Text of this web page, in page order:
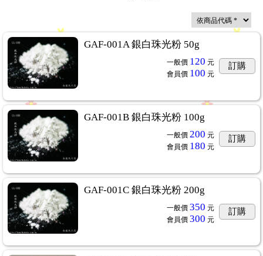
GAF-001A 銀白珠光粉 50g
一般價 120 元
會員價 100 元
訂購
GAF-001B 銀白珠光粉 100g
一般價 200 元
會員價 180 元
訂購
GAF-001C 銀白珠光粉 200g
一般價 350 元
會員價 300 元
訂購